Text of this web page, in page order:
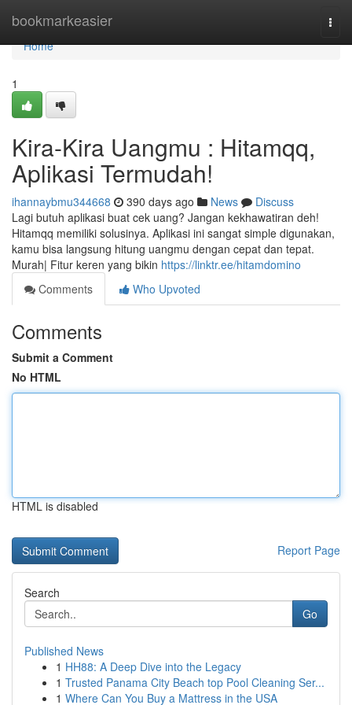
bookmarkeasier
Home
Home
1
Kira-Kira Uangmu : Hitamqq,
Aplikasi Termudah!
ihannaybmu344668 390 days ago News
Discuss
Lagi butuh aplikasi buat cek uang? Jangan kekhawatiran deh!
Hitamqq memiliki solusinya. Aplikasi ini sangat simple digunakan,
kamu bisa langsung hitung uangmu dengan cepat dan tepat.
Murah| Fitur keren yang bikin https://linktr.ee/hitamdomino
Comments
Who Upvoted
Comments
Submit a Comment
No HTML
HTML is disabled
Report Page
Search
Go
Published News
1 HH88: A Deep Dive into the Legacy
1 Trusted Panama City Beach top Pool Cleaning Ser...
1 Where Can You Buy a Mattress in the USA